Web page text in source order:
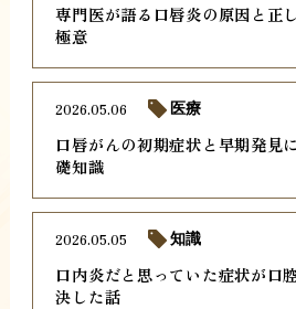
専門医が語る口唇炎の原因と正
極意
口唇がんの初期症状と早期発見
礎知識
2026.05.06 医療
口内炎だと思っていた症状が口
決した話
2026.05.05 知識